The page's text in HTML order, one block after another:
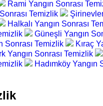
Rami Yangın Sonrası
Temizlik
Halkalı Yangın Sonrası
Güneşli Yangın
Sonrası Temizlik
Kıraç
Yangın Sonrası Temizlik
Hadımköy Yangın